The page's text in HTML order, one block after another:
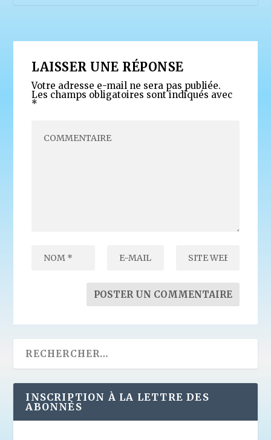
LAISSER UNE RÉPONSE
Votre adresse e-mail ne sera pas publiée.
Les champs obligatoires sont indiqués avec
*
INSCRIPTION À LA LETTRE DES
ABONNÉS